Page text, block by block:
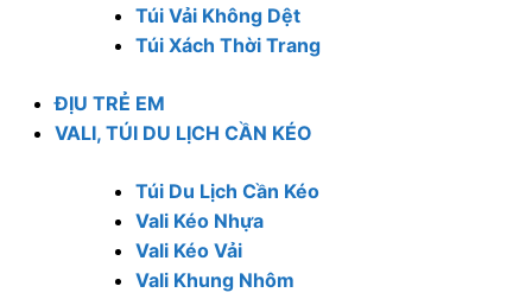
Túi Vải Không Dệt
Túi Xách Thời Trang
ĐỊU TRẺ EM
VALI, TÚI DU LỊCH CẦN KÉO
Túi Du Lịch Cần Kéo
Vali Kéo Nhựa
Vali Kéo Vải
Vali Khung Nhôm